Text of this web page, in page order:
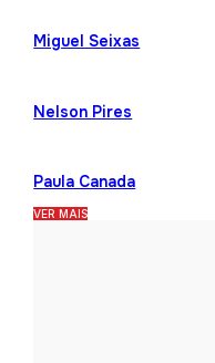
Miguel Seixas
Nelson Pires
Paula Canada
VER MAIS